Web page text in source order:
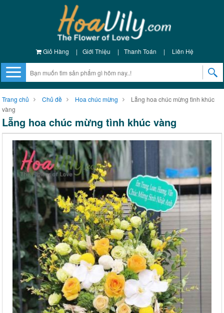
Giỏ Hàng | Giới Thiệu | Thanh Toán | Liên Hệ
Trang chủ Chủ đề Hoa chúc mừng
Lẵng hoa chúc mừng tình khúc
vàng
Lẵng hoa chúc mừng tình khúc vàng